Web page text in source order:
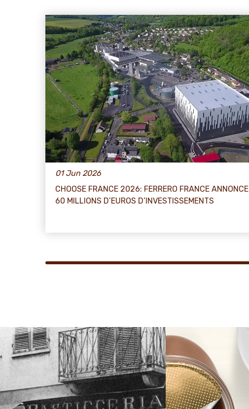
01 Jun 2026
CHOOSE FRANCE 2026: FERRERO FRANCE ANNONCE
60 MILLIONS D’EUROS D’INVESTISSEMENTS